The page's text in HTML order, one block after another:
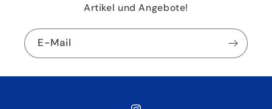
Artikel und Angebote!
E-Mail